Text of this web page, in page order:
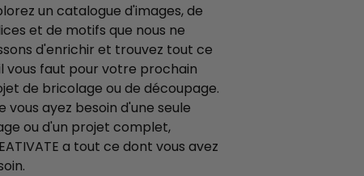
un catalogue d'images, de
et de motifs que nous ne
d'enrichir et trouvez tout ce
vous faut pour votre prochain
de bricolage ou de découpage.
vous ayez besoin d'une seule
ou d'un projet complet,
a tout ce dont vous avez